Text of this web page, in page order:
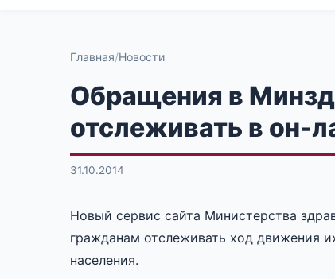
Главная Новости
Обращения в
отслеживать в он-
31.10.2014
Новый сервис сайта Министерства
гражданам отслеживать ход движения
населения.